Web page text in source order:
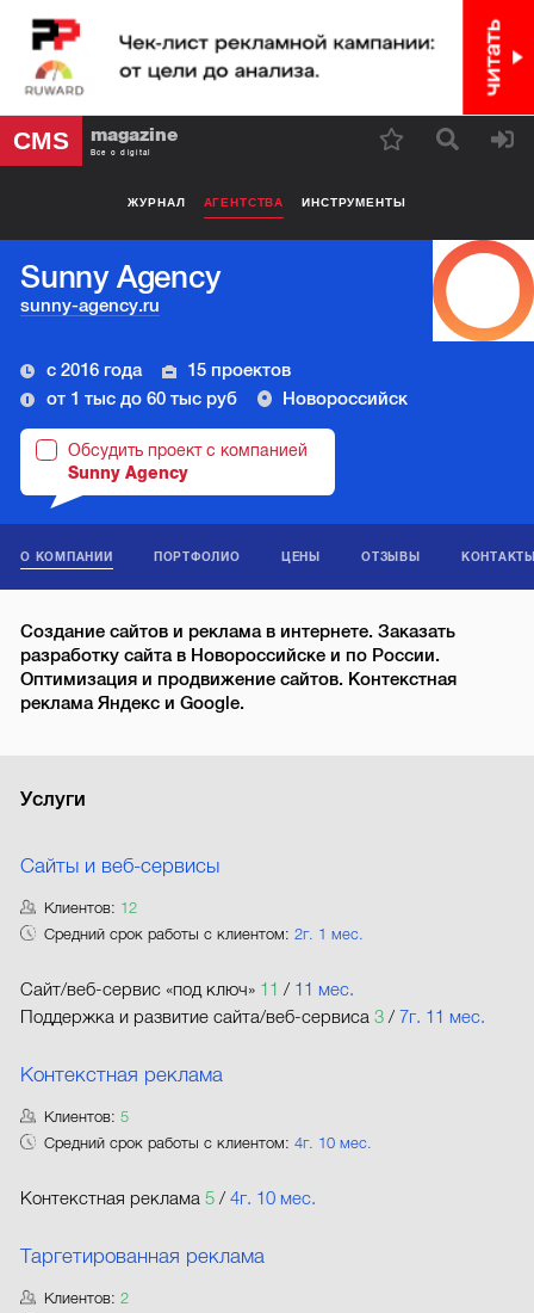
CMS magazine
Все о digital
ЖУРНАЛ АГЕНТСТВА ИНСТРУМЕНТЫ
Sunny Agency
sunny-agency.ru
с 2016 года
15 проектов
от 1 тыс до 60 тыс руб
Новороссийск
Обсудить проект с компанией
Sunny Agency
О КОМПАНИИ ПОРТФОЛИО ЦЕНЫ ОТЗЫВЫ
Создание сайтов и реклама в интернете. Заказать
разработку сайта в Новороссийске и по России.
Оптимизация и продвижение сайтов. Контекстная
реклама Яндекс и Google.
Услуги
Сайты и веб-сервисы
Клиентов: 12
Средний срок работы с клиентом:2г. 1 мес.
Сайт/веб-сервис «под ключ» 11 / 11 мес.
Поддержка и развитие сайта/веб-сервиса 3 /7г. 11 мес.
Контекстная реклама
Клиентов:5
Средний срок работы с клиентом:4г. 10 мес.
Контекстная реклама 5 /4г. 10 мес.
Таргетированная реклама
Клиентов:2